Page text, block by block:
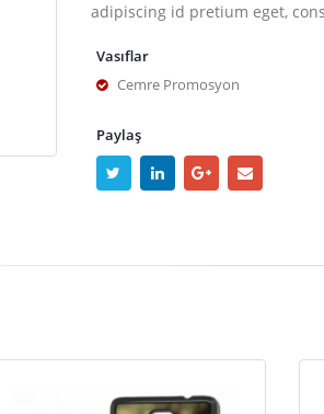
adipiscing id pretium eget,
Vasıflar
Cemre Promosyon
Paylaş